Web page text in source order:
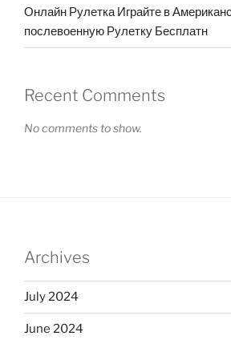
Онлайн Рулетка Играйте в
послевоенную Рулетку Бесплатн
Recent Comments
No comments to show.
Archives
July 2024
June 2024